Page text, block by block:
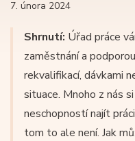
7. února 2024
Shrnutí: Úřad práce
zaměstnání a
rekvalifikací, dávkami
situace. Mnoho z nás
neschopností najít
tom to ale není. Jak